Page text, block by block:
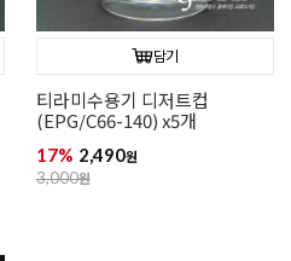
담기
티라미수용기 디저트컵
(EPG/C66-140) x5개
17% 2,490원
3,000원